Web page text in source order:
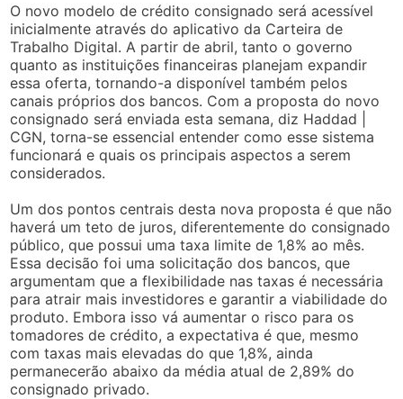
O novo modelo de crédito consignado será acessível
inicialmente através do aplicativo da Carteira de
Trabalho Digital. A partir de abril, tanto o governo
quanto as instituições financeiras planejam expandir
essa oferta, tornando-a disponível também pelos
canais próprios dos bancos. Com a proposta do novo
consignado será enviada esta semana, diz Haddad |
CGN, torna-se essencial entender como esse sistema
funcionará e quais os principais aspectos a serem
considerados.
Um dos pontos centrais desta nova proposta é que não
haverá um teto de juros, diferentemente do consignado
público, que possui uma taxa limite de 1,8% ao mês.
Essa decisão foi uma solicitação dos bancos, que
argumentam que a flexibilidade nas taxas é necessária
para atrair mais investidores e garantir a viabilidade do
produto. Embora isso vá aumentar o risco para os
tomadores de crédito, a expectativa é que, mesmo
com taxas mais elevadas do que 1,8%, ainda
permanecerão abaixo da média atual de 2,89% do
consignado privado.